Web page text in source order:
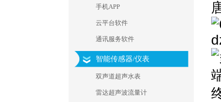
手机APP
云平台软件
通讯服务软件
智能传感器/仪表
双声道超声水表
雷达超声波流量计